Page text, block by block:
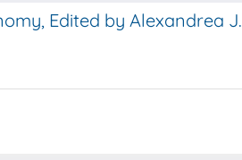
Edited by Alexandrea J.